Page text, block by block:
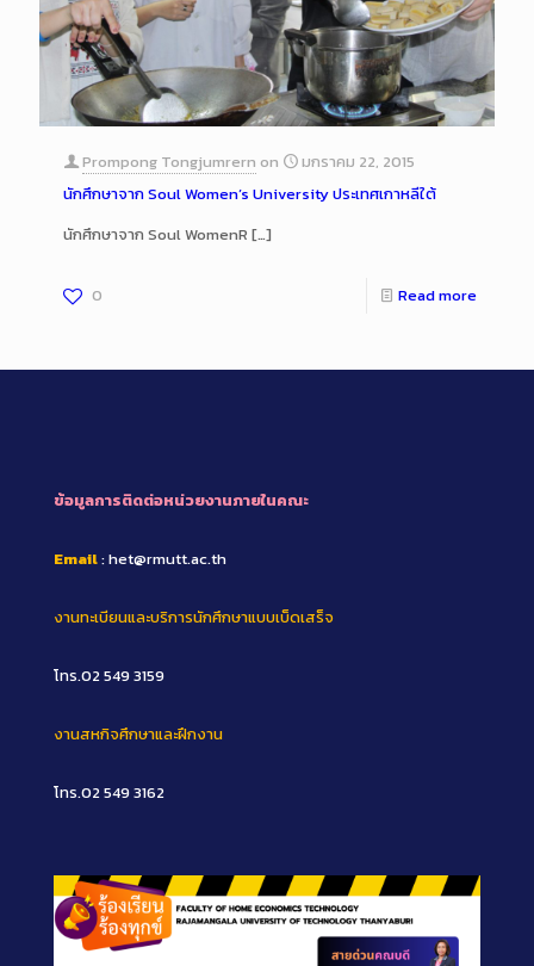
Prompong Tongjumrern on
มกราคม 22, 2015
นักศึกษาจาก Soul Women’s University ประเทศเกาหลีใต้
นักศึกษาจาก Soul WomenR […]
0 Read more
ข้อมูลการติดต่อหน่วยงานภายในคณะ
Email: het@rmutt.ac.th
งานทะเบียนและบริการนักศึกษาแบบเบ็ดเสร็จ
โทร.02 549 3159
งานสหกิจศึกษาและฝึกงาน
โทร.02 549 3162